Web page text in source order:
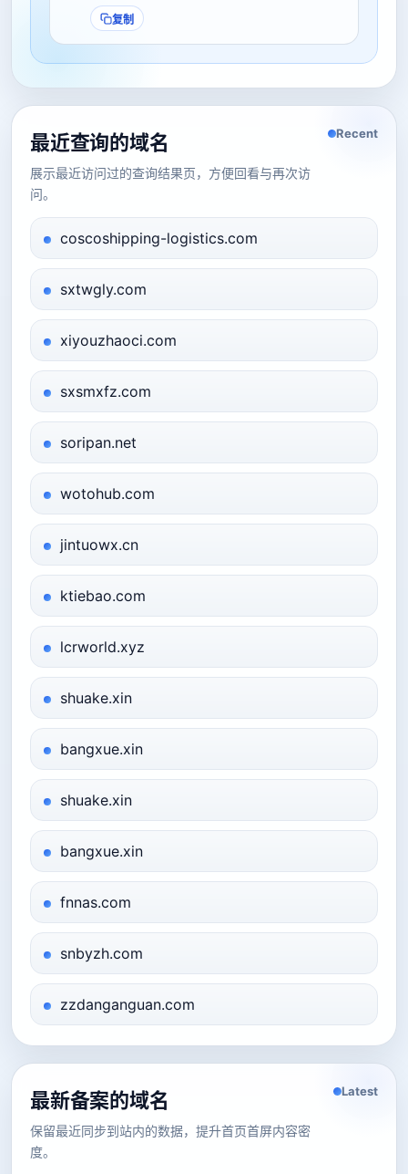
复制
最近查询的域名
展示最近访问过的查询结果页，方便回看与再次访
问。
Recent
coscoshipping-logistics.com
sxtwgly.com
xiyouzhaoci.com
sxsmxfz.com
soripan.net
wotohub.com
jintuowx.cn
ktiebao.com
lcrworld.xyz
shuake.xin
bangxue.xin
shuake.xin
bangxue.xin
fnnas.com
snbyzh.com
zzdanganguan.com
最新备案的域名
保留最近同步到站内的数据，提升首页首屏内容密
度。
Latest